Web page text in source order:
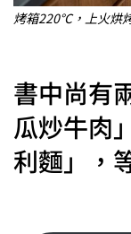
烤箱220℃，上火烘
書中尚有
瓜炒牛肉
利麵」，